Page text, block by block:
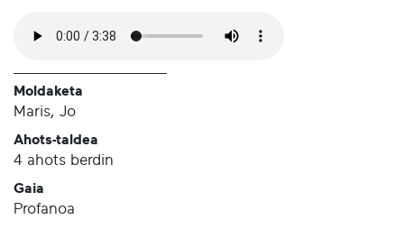
Moldaketa
Maris, Jo
Ahots-taldea
4 ahots berdin
Gaia
Profanoa